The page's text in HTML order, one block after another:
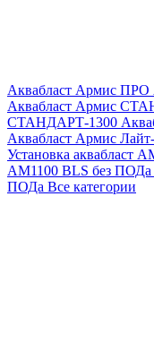
Аквабласт Армис ПРО
Аквабласт Армис
СТАНДАРТ-1300
Аквабласт Армис
Установка аквабласт
AM1100 BLS без ПОДа
ПОДа Все категории